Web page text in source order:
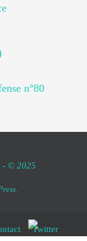
n°80
- © 2025